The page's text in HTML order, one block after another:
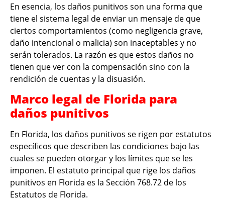
En esencia, los daños punitivos son una forma que
tiene el sistema legal de enviar un mensaje de que
ciertos comportamientos (como negligencia grave,
daño intencional o malicia) son inaceptables y no
serán tolerados. La razón es que estos daños no
tienen que ver con la compensación sino con la
rendición de cuentas y la disuasión.
Marco legal de Florida para
daños punitivos
En Florida, los daños punitivos se rigen por estatutos
específicos que describen las condiciones bajo las
cuales se pueden otorgar y los límites que se les
imponen. El estatuto principal que rige los daños
punitivos en Florida es la Sección 768.72 de los
Estatutos de Florida.